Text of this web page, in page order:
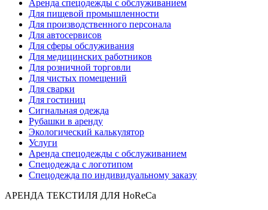
Аренда спецодежды с обслуживанием
Для пищевой промышленности
Для производственного персонала
Для автосервисов
Для сферы обслуживания
Для медицинских работников
Для розничной торговли
Для чистых помещений
Для сварки
Для гостиниц
Сигнальная одежда
Рубашки в аренду
Экологический калькулятор
Услуги
Аренда спецодежды с обслуживанием
Спецодежда с логотипом
Спецодежда по индивидуальному заказу
АРЕНДА ТЕКСТИЛЯ ДЛЯ HoReCa